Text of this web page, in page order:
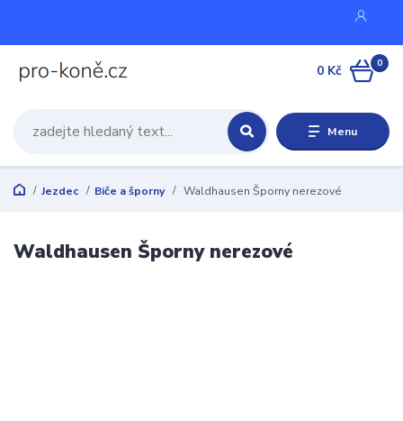
Menu
0
0 Kč
Jezdec Biče a šporny Waldhausen Šporny nerezové
Waldhausen Šporny nerezové